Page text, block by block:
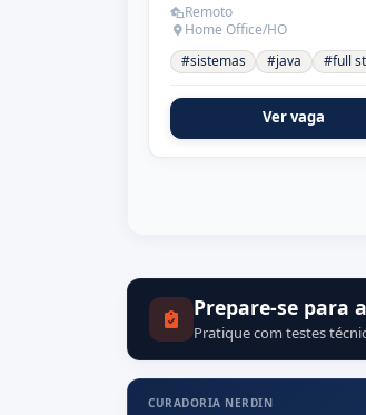
Remoto
Home Office/HO
#sistemas
#java #full
Ver vaga
Prepare-se para
Pratique com testes
CURADORIA NERDIN